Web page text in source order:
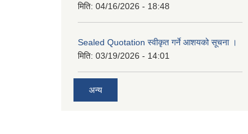
मिति: 04/16/2026 - 18:48
Sealed Quotation स्वीकृत गर्ने आशयको सूचना ।
मिति: 03/19/2026 - 14:01
अन्य